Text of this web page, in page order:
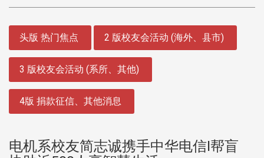
头版 热门焦点 2 版校友会活动 (海外、县市)
3 版校友会活动 (系所、其他)
4版 捐款征信、其他消息
电机系校友简志诚携手中华电信I帮盲